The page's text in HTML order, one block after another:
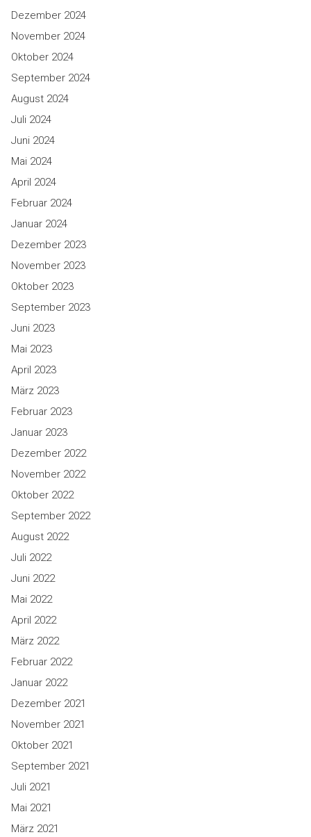
Dezember 2024
November 2024
Oktober 2024
September 2024
August 2024
Juli 2024
Juni 2024
Mai 2024
April 2024
Februar 2024
Januar 2024
Dezember 2023
November 2023
Oktober 2023
September 2023
Juni 2023
Mai 2023
April 2023
März 2023
Februar 2023
Januar 2023
Dezember 2022
November 2022
Oktober 2022
September 2022
August 2022
Juli 2022
Juni 2022
Mai 2022
April 2022
März 2022
Februar 2022
Januar 2022
Dezember 2021
November 2021
Oktober 2021
September 2021
Juli 2021
Mai 2021
März 2021